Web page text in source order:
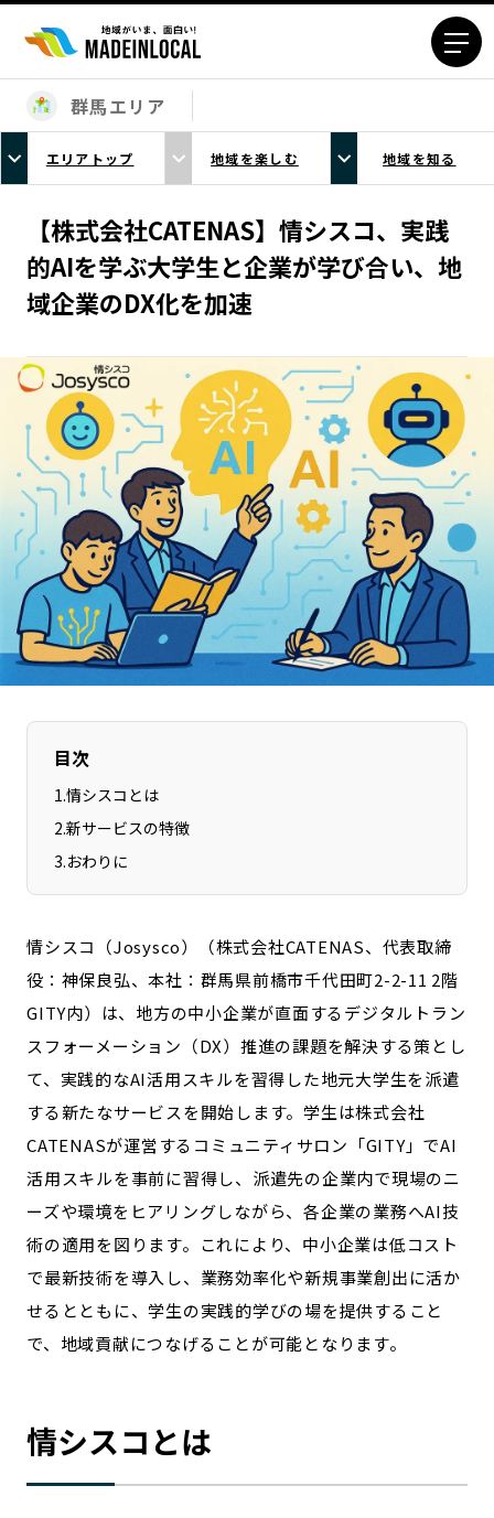
エリアから探す
北海道エリア
青森エリア
岩手エリア
宮城エリア
秋田エリア
山形エリア
福島エリア
茨城エリア
栃木エリア
埼玉エリア
千葉エリア
東京23区エリア
多摩エリア
神奈川エリア
新潟エリア
富山エリア
石川エリア
福井エリア
山梨エリア
長野エリア
岐阜エリア
静岡エリア
愛知エリア
三重エリア
滋賀エリア
京都エリア
大阪市エリア
北摂エリア
堺・泉州エリア
河内エリア
兵庫エリア
奈良エリア
和歌山エリア
鳥取エリア
岡山エリア
山口エリア
香川エリア
高知エリア
福岡エリア
宮崎エリア
鹿児島エリア
沖縄エリア
カテゴリから探す
特集コンテンツ
地域を代表する 企業100選
プレスリリース
行政連携記事
MILCプロジェクト
選出企業特別対談
Localist
SDGsの先駆者
イベント
飲食店
地域豆知識
ニッポンの百選大全集
群馬エリア
エリアトップ 地域を楽しむ 地域を知る
【株式会社CATENAS】情シスコ、実践
的AIを学ぶ大学生と企業が学び合い、地
域企業のDX化を加速
目次
1.情シスコとは
2.新サービスの特徴
3.おわりに
情シスコ（Josysco）（株式会社CATENAS、代表取締
役：神保良弘、本社：群馬県前橋市千代田町2-2-11 2階
GITY内）は、地方の中小企業が直面するデジタルトラン
スフォーメーション（DX）推進の課題を解決する策とし
て、実践的なAI活用スキルを習得した地元大学生を派遣
する新たなサービスを開始します。学生は株式会社
CATENASが運営するコミュニティサロン「GITY」でAI
活用スキルを事前に習得し、派遣先の企業内で現場のニ
ーズや環境をヒアリングしながら、各企業の業務へAI技
術の適用を図ります。​これにより、中小企業は低コスト
で最新技術を導入し、業務効率化や新規事業創出に活か
せるとともに、学生の実践的学びの場を提供すること
で、地域貢献につなげることが可能となります。
情シスコとは